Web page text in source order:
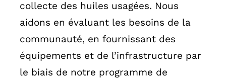
collecte des huiles usagées. Nous
aidons en évaluant les besoins de la
communauté, en fournissant des
équipements et de l’infrastructure par
le biais de notre programme de